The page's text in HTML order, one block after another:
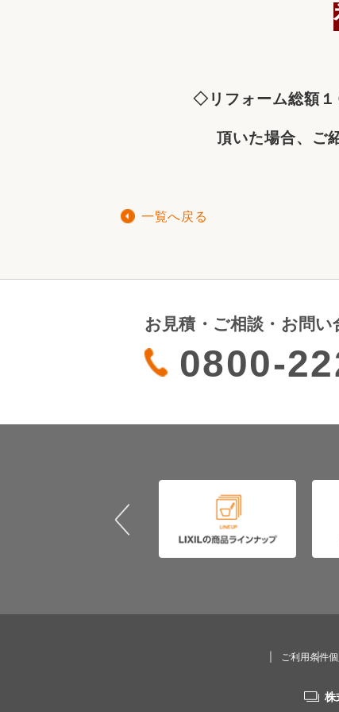
◇リフォーム総額１
頂いた場合、ご
一覧へ戻る
お見積・ご相談・お問
0800-
ご利用条件
株